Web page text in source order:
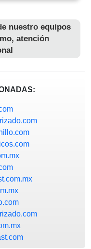
nuestro equipos
atención